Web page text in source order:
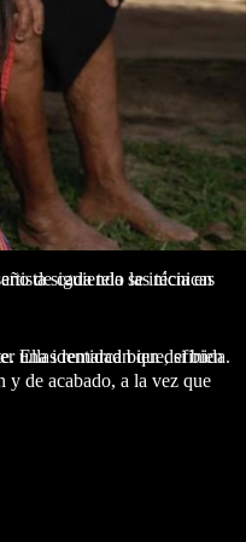
internacional es vital tener una identidad bien definida.